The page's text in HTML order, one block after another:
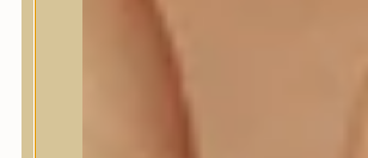
Sungboon Editor
The Plant Base